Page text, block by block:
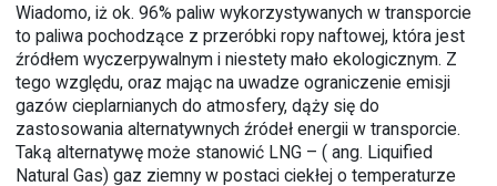
Wiadomo, iż ok. 96% paliw wykorzystywanych w transporcie
to paliwa pochodzące z przeróbki ropy naftowej, która jest
źródłem wyczerpywalnym i niestety mało ekologicznym. Z
tego względu, oraz mając na uwadze ograniczenie emisji
gazów cieplarnianych do atmosfery, dąży się do
zastosowania alternatywnych źródeł energii w transporcie.
Taką alternatywę może stanowić LNG – ( ang. Liquified
Natural Gas) gaz ziemny w postaci ciekłej o temperaturze